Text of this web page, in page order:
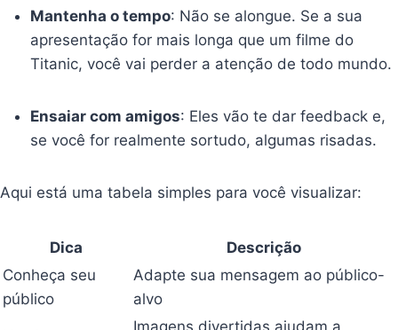
Mantenha o tempo: Não se alongue. Se a sua
apresentação for mais longa que um filme do
Titanic, você vai perder a atenção de todo mundo.
Ensaiar com amigos: Eles vão te dar feedback e,
se você for realmente sortudo, algumas risadas.
Aqui está uma tabela simples para você visualizar:
Dica
Descrição
Conheça seu
público
Adapte sua mensagem ao público-
alvo
Imagens divertidas ajudam a